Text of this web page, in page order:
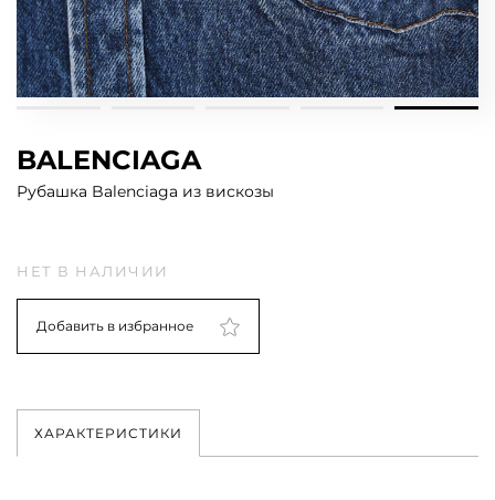
BALENCIAGA
Рубашка Balenciaga из вискозы
НЕТ В НАЛИЧИИ
Добавить в избранное
ХАРАКТЕРИСТИКИ